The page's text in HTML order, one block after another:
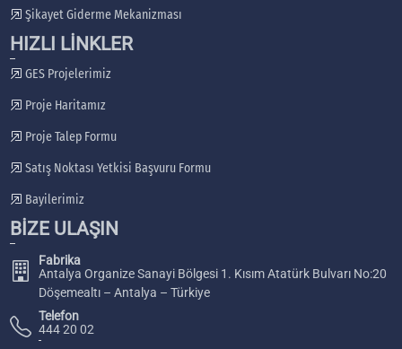
Şikayet Giderme Mekanizması
HIZLI LİNKLER
GES Projelerimiz
Proje Haritamız
Proje Talep Formu
Satış Noktası Yetkisi Başvuru Formu
Bayilerimiz
BİZE ULAŞIN
Fabrika
Antalya Organize Sanayi Bölgesi 1. Kısım Atatürk Bulvarı No:20
Döşemealtı – Antalya – Türkiye
Telefon
444 20 02